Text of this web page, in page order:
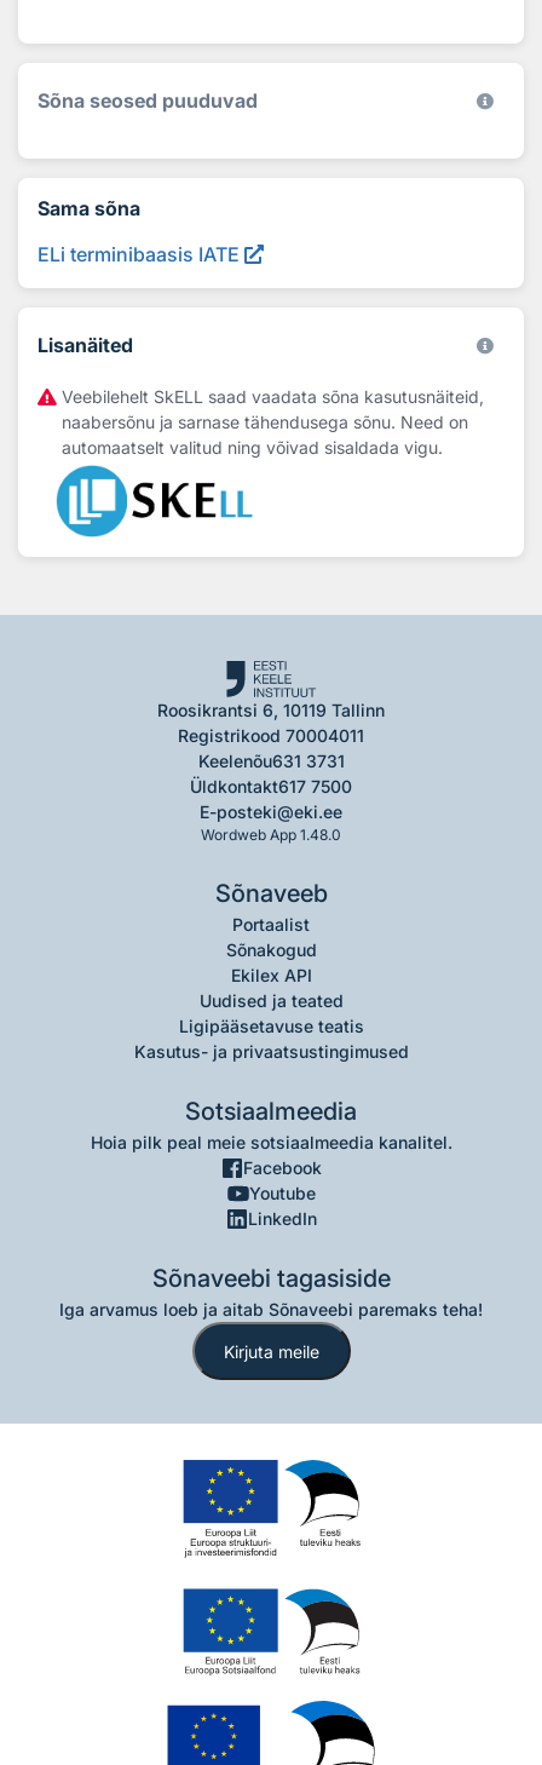
Sõna seosed puuduvad
Sama sõna
ELi terminibaasis IATE
Lisanäited
Veebilehelt SkELL saad vaadata sõna kasutusnäiteid,
naabersõnu ja sarnase tähendusega sõnu. Need on
automaatselt valitud ning võivad sisaldada vigu.
Roosikrantsi 6, 10119 Tallinn
Registrikood 70004011
Keelenõu631 3731
Üldkontakt617 7500
E-posteki@eki.ee
Wordweb App 1.48.0
Sõnaveeb
Portaalist
Sõnakogud
Ekilex API
Uudised ja teated
Ligipääsetavuse teatis
Kasutus- ja privaatsustingimused
Sotsiaalmeedia
Hoia pilk peal meie sotsiaalmeedia kanalitel.
Facebook
Youtube
LinkedIn
Sõnaveebi tagasiside
Iga arvamus loeb ja aitab Sõnaveebi paremaks teha!
Kirjuta meile